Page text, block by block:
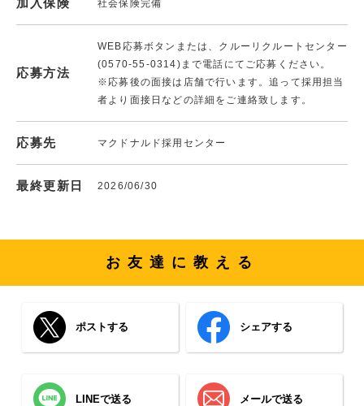
加入保険 社会保険完備
応募方法
WEB応募ボタンまたは、クルーリクルートセンター
(0570-55-0314)まで電話にてご応募ください。
※応募後の面接は店舗で行います。追って採用担当
者より面接日などの詳細をご連絡致します。
応募先 マクドナルド採用センター
最終更新日 2026/06/30
お友達に教える
ポストする シェアする
LINEで送る メールで送る